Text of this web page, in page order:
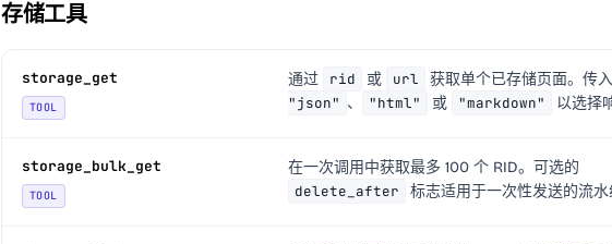
存储工具
storage_get
TOOL
通过 rid 或 url
获取单个已存储页面。传
"json" 、 "html" 或 "markdown" 以选择
storage_bulk_get
TOOL
在一次调用中获取最多 100 个 RID。可选的
delete_after
标志适用于一次性发送的流